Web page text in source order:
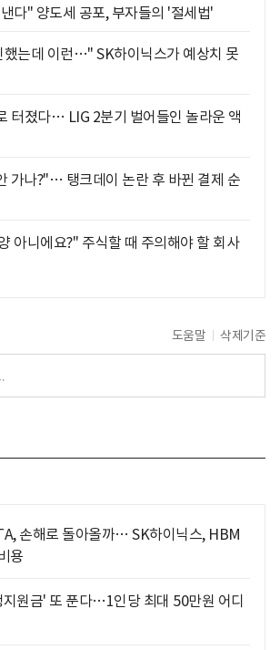
다" 양도세 공포, 부자들의 '절세법'
했는데 이런…" SK하이닉스가 예상치 못
터졌다… LIG 2분기 벌어들인 놀라운 액
가나?"… 탱크데이 논란 후 바뀐 결제 순
아니에요?" 주식할 때 주의해야 할 회사
도움말 삭제기준
손해로 돌아올까… SK하이닉스, HBM
용
지원금' 또 푼다…1인당 최대 50만원 어디